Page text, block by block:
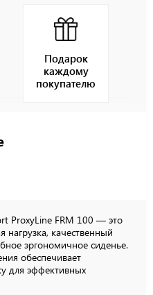
Подарок
каждому
покупателю
ProxyLine FRM 100 — это
качественный
эргономичное сиденье.
обеспечивает
для эффективных